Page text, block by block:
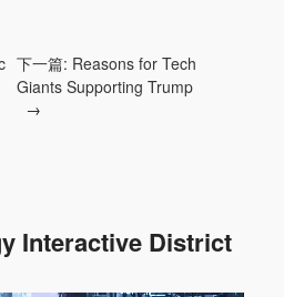
下一篇: Reasons for Tech
Giants Supporting Trump
→
Interactive District